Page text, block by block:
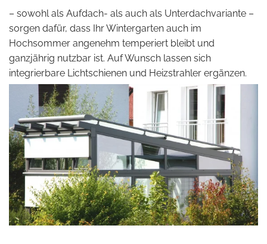
– sowohl als Aufdach- als auch als Unterdachvariante –
sorgen dafür, dass Ihr Wintergarten auch im
Hochsommer angenehm temperiert bleibt und
ganzjährig nutzbar ist. Auf Wunsch lassen sich
integrierbare Lichtschienen und Heizstrahler ergänzen.